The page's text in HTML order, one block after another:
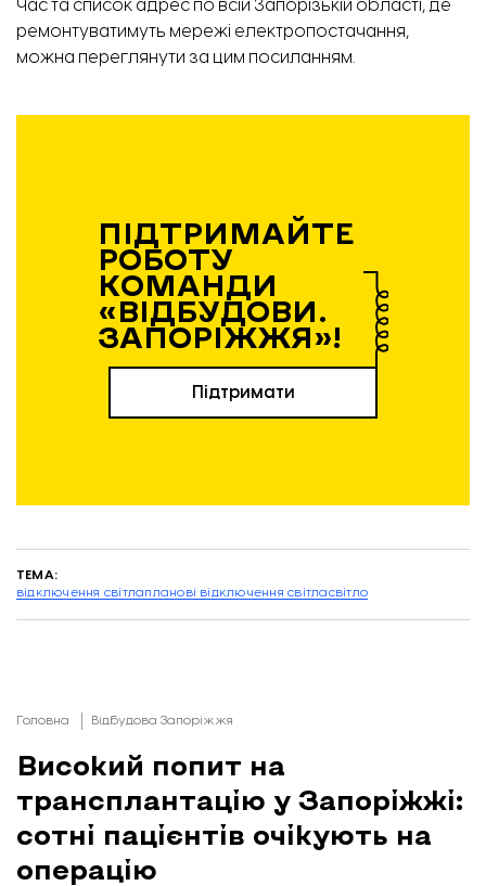
Час та список адрес по всій Запорізькій області, де
ремонтуватимуть мережі електропостачання,
можна переглянути за цим посиланням.
ПІДТРИМАЙТЕ
РОБОТУ
КОМАНДИ
«ВІДБУДОВИ.
ЗАПОРІЖЖЯ»!
Підтримати
ТЕМА:
відключення світлапланові відключення світласвітло
Головна Відбудова Запоріжжя
Високий попит на
трансплантацію у Запоріжжі:
сотні пацієнтів очікують на
операцію